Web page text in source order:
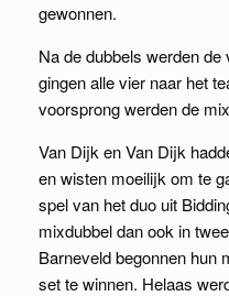
gewonnen.
Na de dubbels werden
gingen alle vier naar het
voorsprong werden de
Van Dijk en Van Dijk
en wisten moeilijk om te
spel van het duo uit
mixdubbel dan ook in
Barneveld begonnen hun
set te winnen. Helaas